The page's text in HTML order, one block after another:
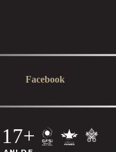
Facebook
17+